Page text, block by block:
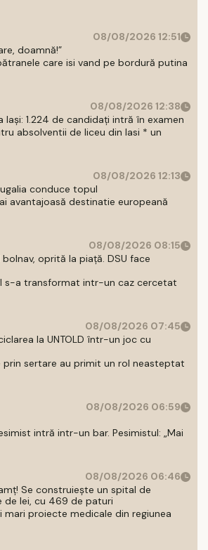
08/08/2026 12:51
doamnă!”
care isi vand pe bordură putina
08/08/2026 12:38
Iași: 1.224 de candidați intră în examen
absolventii de liceu din Iasi * un
08/08/2026 12:13
conduce topul
avantajoasă destinatie europeană
08/08/2026 08:15
oprită la piață. DSU face
s-a transformat intr-un caz cercetat
08/08/2026 07:45
la UNTOLD într-un joc cu
sertare au primit un rol neasteptat
08/08/2026 06:59
intră intr-un bar. Pesimistul: „Mai
08/08/2026 06:46
Se construiește un spital de
de lei, cu 469 de paturi
mari proiecte medicale din regiunea